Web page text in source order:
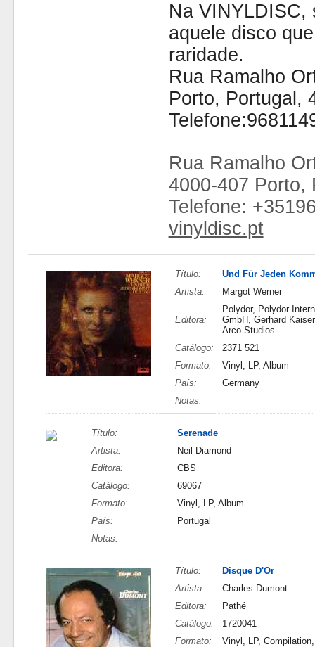
Na VINYLDISC,
aquele disco
raridade.
Rua Ramalho
Porto, Portugal,
Rua Ramalho
4000-407 Porto,
Telefone:
vinyldisc.pt
Título:
Und Für Jeden
Artista:
Margot Werner
Editora:
Polydor, Polydor
GmbH, Gerhard
Arco Studios
Catálogo:
2371 521
Formato:
Vinyl, LP, Album
País:
Germany
Notas:
Título:
Serenade
Artista:
Neil Diamond
Editora:
CBS
Catálogo:
69067
Formato:
Vinyl, LP, Album
País:
Portugal
Notas:
Título:
Disque D'Or
Artista:
Charles Dumont
Editora:
Pathé
Catálogo:
1720041
Formato:
Vinyl, LP,